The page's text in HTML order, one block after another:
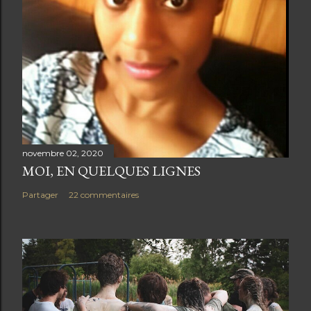
m
m
e
n
t
a
i
r
novembre 02, 2020
MOI, EN QUELQUES LIGNES
Partager 22 commentaires